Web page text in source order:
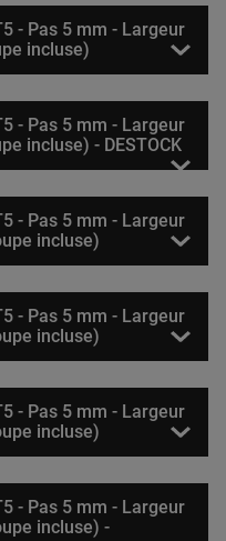
- Pas 5 mm - Largeur
incluse)
- Pas 5 mm - Largeur
incluse) - DESTOCK
- Pas 5 mm - Largeur
incluse)
- Pas 5 mm - Largeur
incluse)
- Pas 5 mm - Largeur
incluse)
- Pas 5 mm - Largeur
incluse) -